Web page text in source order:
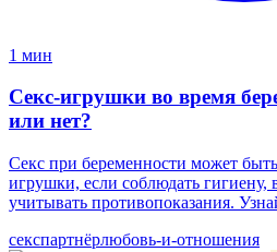
1 мин
Секс-игрушки во время
или нет?
Секс при беременности может
игрушки, если соблюдать гигиену,
учитывать противопоказания.
секспартнёрлюбовь-и-отношения